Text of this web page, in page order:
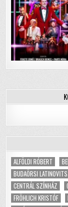
ALFÖLDI RÓBERT
BUDAÖRSI
CENTRÁL SZÍNHÁZ
FRÖHLICH KRISTÓF